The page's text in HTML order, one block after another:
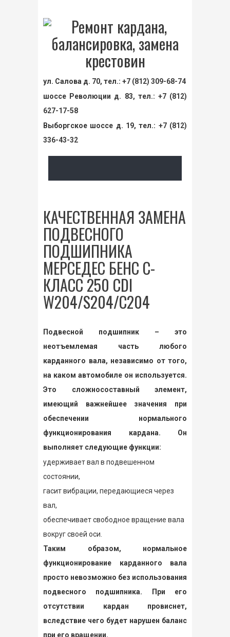
ул. Салова д. 70, тел.: +7 (812) 309-68-74
шоссе Революции д. 83, тел.: +7 (812)
627-17-58
Выборгское шоссе д. 19, тел.: +7 (812)
336-43-32
КАЧЕСТВЕННАЯ ЗАМЕНА
ПОДВЕСНОГО
ПОДШИПНИКА
МЕРСЕДЕС БЕНС С-
КЛАСС 250 CDI
W204/S204/C204
Подвесной подшипник – это
неотъемлемая часть любого
карданного вала, независимо от того,
на каком автомобиле он используется.
Это сложносоставный элемент,
имеющий важнейшее значения при
обеспечении нормального
функционирования кардана. Он
выполняет следующие функции:
удерживает вал в подвешенном
состоянии,
гасит вибрации, передающиеся через
вал,
обеспечивает свободное вращение вала
вокруг своей оси.
Таким образом, нормальное
функционирование карданного вала
просто невозможно без использования
подвесного подшипника. При его
отсутствии кардан провиснет,
вследствие чего будет нарушен баланс
при его вращении.